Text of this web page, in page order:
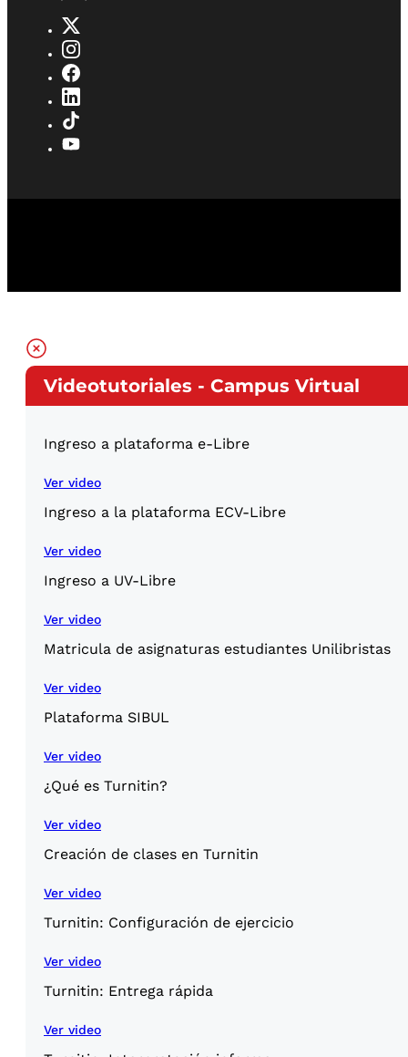
Videotutoriales - Campus Virtual
Ingreso a plataforma e-Libre
Ver video
Ingreso a la plataforma ECV-Libre
Ver video
Ingreso a UV-Libre
Ver video
Matricula de asignaturas estudiantes Unilibristas
Ver video
Plataforma SIBUL
Ver video
¿Qué es Turnitin?
Ver video
Creación de clases en Turnitin
Ver video
Turnitin: Configuración de ejercicio
Ver video
Turnitin: Entrega rápida
Ver video